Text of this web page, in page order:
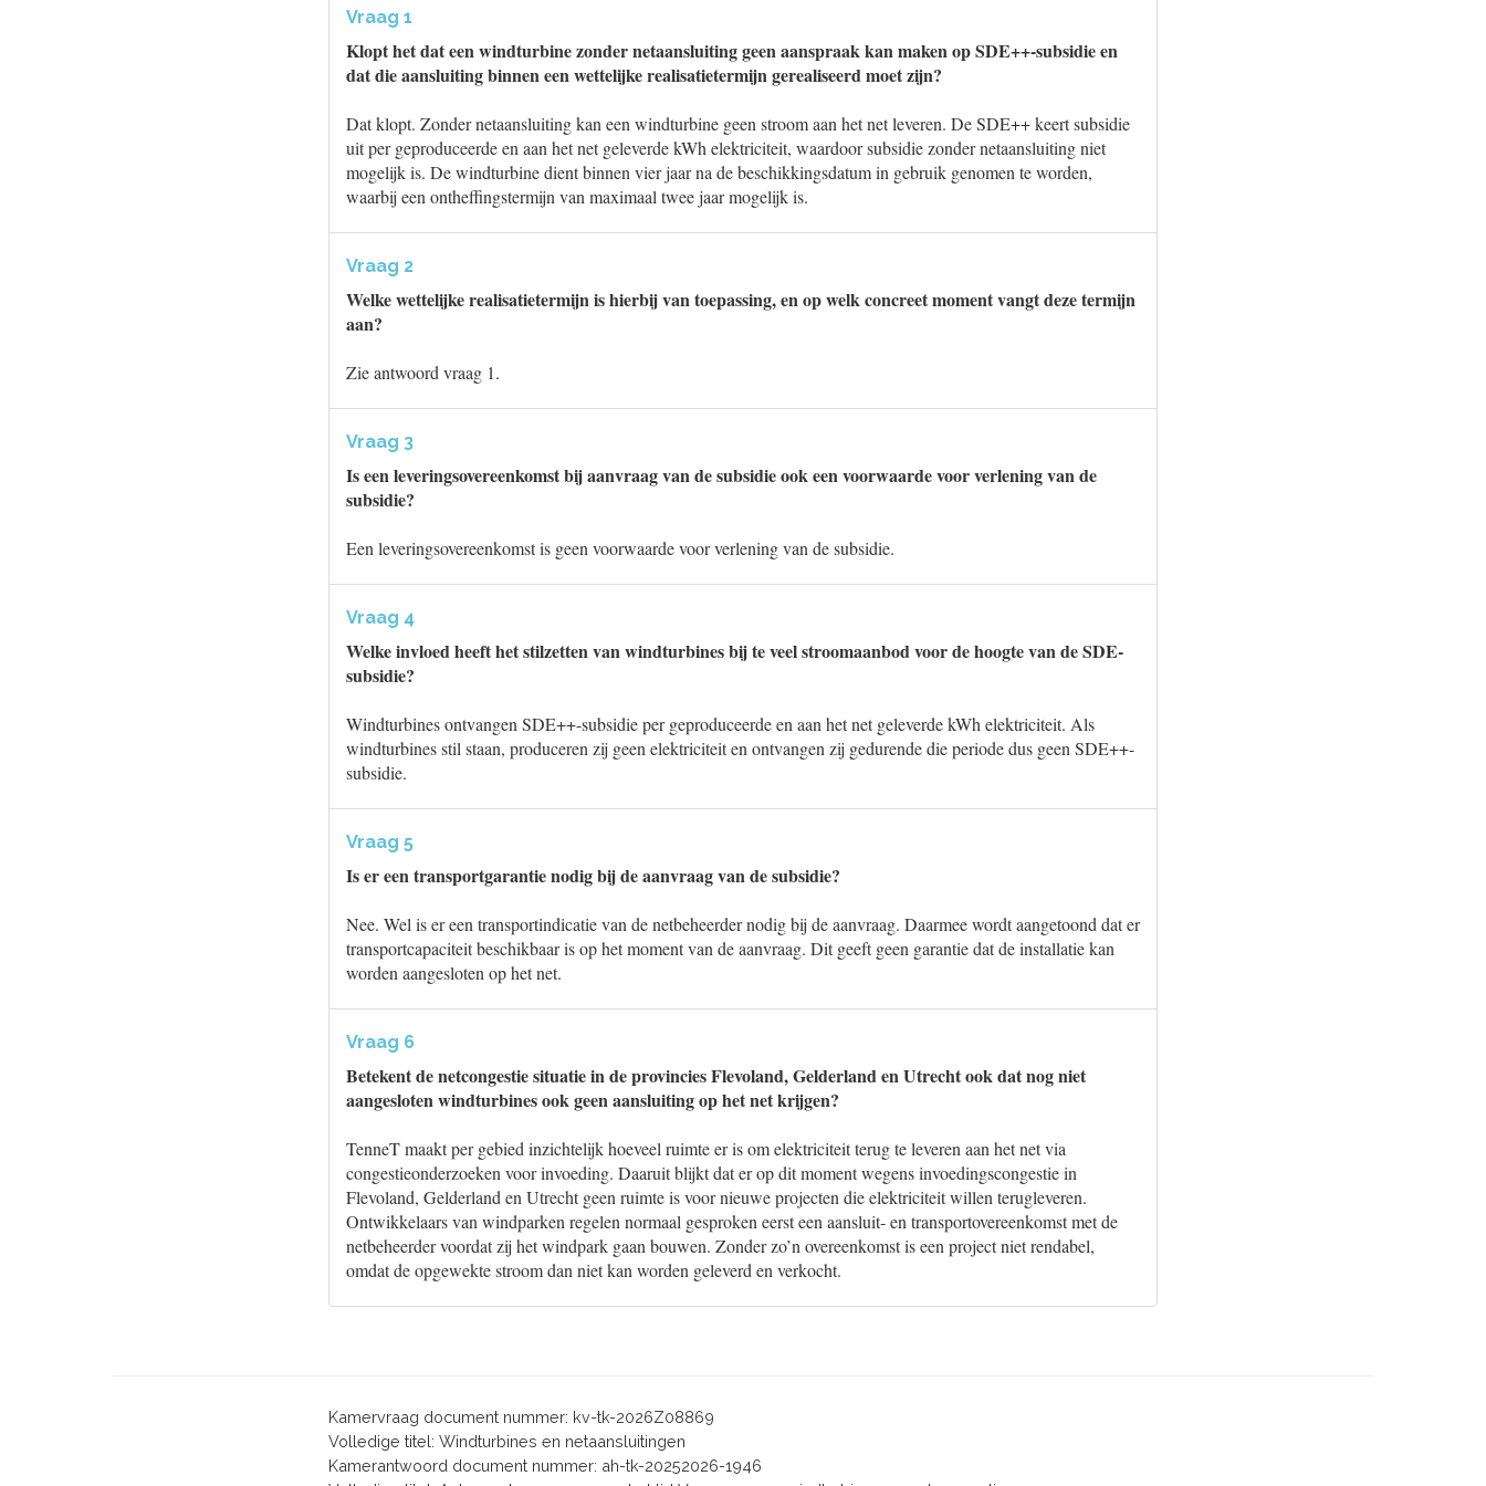
Vraag 1
Klopt het dat een windturbine zonder netaansluiting geen aanspraak kan maken op SDE++-subsidie en
dat die aansluiting binnen een wettelijke realisatietermijn gerealiseerd moet zijn?
Dat klopt. Zonder netaansluiting kan een windturbine geen stroom aan het net leveren. De SDE++ keert subsidie
uit per geproduceerde en aan het net geleverde kWh elektriciteit, waardoor subsidie zonder netaansluiting niet
mogelijk is. De windturbine dient binnen vier jaar na de beschikkingsdatum in gebruik genomen te worden,
waarbij een ontheffingstermijn van maximaal twee jaar mogelijk is.
Vraag 2
Welke wettelijke realisatietermijn is hierbij van toepassing, en op welk concreet moment vangt deze termijn
aan?
Zie antwoord vraag 1.
Vraag 3
Is een leveringsovereenkomst bij aanvraag van de subsidie ook een voorwaarde voor verlening van de
subsidie?
Een leveringsovereenkomst is geen voorwaarde voor verlening van de subsidie.
Vraag 4
Welke invloed heeft het stilzetten van windturbines bij te veel stroomaanbod voor de hoogte van de SDE-
subsidie?
Windturbines ontvangen SDE++-subsidie per geproduceerde en aan het net geleverde kWh elektriciteit. Als
windturbines stil staan, produceren zij geen elektriciteit en ontvangen zij gedurende die periode dus geen SDE++-
subsidie.
Vraag 5
Is er een transportgarantie nodig bij de aanvraag van de subsidie?
Nee. Wel is er een transportindicatie van de netbeheerder nodig bij de aanvraag. Daarmee wordt aangetoond dat er
transportcapaciteit beschikbaar is op het moment van de aanvraag. Dit geeft geen garantie dat de installatie kan
worden aangesloten op het net.
Vraag 6
Betekent de netcongestie situatie in de provincies Flevoland, Gelderland en Utrecht ook dat nog niet
aangesloten windturbines ook geen aansluiting op het net krijgen?
TenneT maakt per gebied inzichtelijk hoeveel ruimte er is om elektriciteit terug te leveren aan het net via
congestieonderzoeken voor invoeding. Daaruit blijkt dat er op dit moment wegens invoedingscongestie in
Flevoland, Gelderland en Utrecht geen ruimte is voor nieuwe projecten die elektriciteit willen terugleveren.
Ontwikkelaars van windparken regelen normaal gesproken eerst een aansluit- en transportovereenkomst met de
netbeheerder voordat zij het windpark gaan bouwen. Zonder zo’n overeenkomst is een project niet rendabel,
omdat de opgewekte stroom dan niet kan worden geleverd en verkocht.
Kamervraag document nummer: kv-tk-2026Z08869
Volledige titel: Windturbines en netaansluitingen
Kamerantwoord document nummer: ah-tk-20252026-1946